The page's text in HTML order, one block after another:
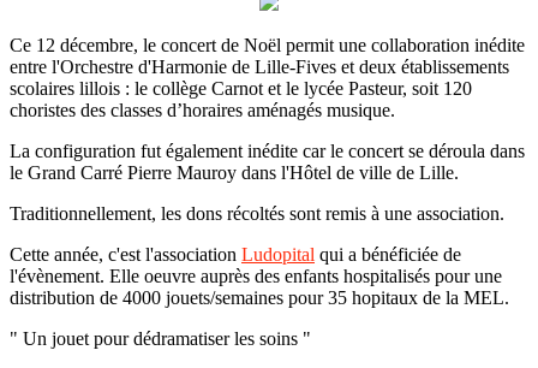
Ce 12 décembre, le concert de Noël permit une collaboration inédite
entre l'Orchestre d'Harmonie de Lille-Fives et deux établissements
scolaires lillois : le collège Carnot et le lycée Pasteur, soit 120
choristes des classes d’horaires aménagés musique.
La configuration fut également inédite car le concert se déroula dans
le Grand Carré Pierre Mauroy dans l'Hôtel de ville de Lille.
Traditionnellement, les dons récoltés sont remis à une association.
Cette année, c'est l'association Ludopital qui a bénéficiée de
l'évènement. Elle oeuvre auprès des enfants hospitalisés pour une
distribution de 4000 jouets/semaines pour 35 hopitaux de la MEL.
" Un jouet pour dédramatiser les soins "